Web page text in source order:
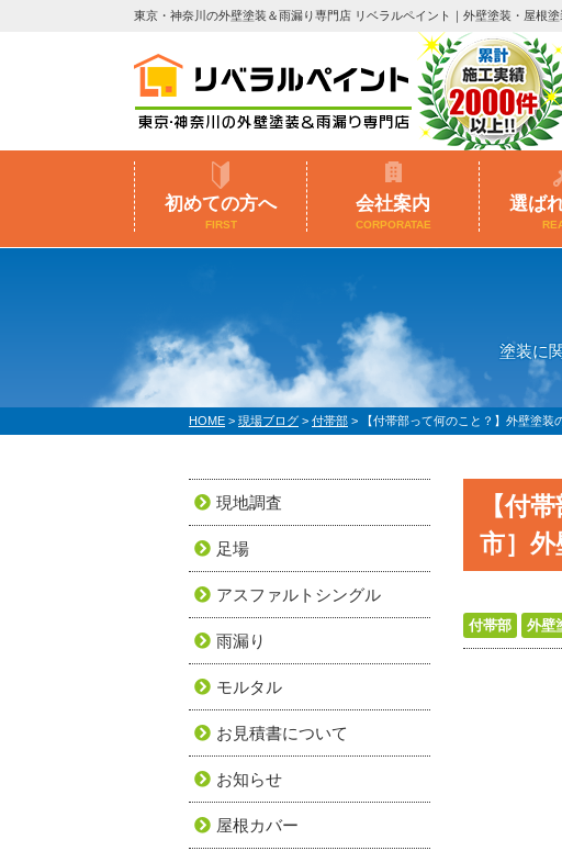
東京・神奈川の外壁塗装＆雨漏り専門店 リベラルペイント｜外壁塗装・屋根
初めての方へ
FIRST
会社案内
CORPORATAE
選ば
塗装に
HOME > 現場ブログ > 付帯部 > 【付帯部って何のこと？】外壁塗
【付
市］
付帯部 外壁
現地調査
足場
アスファルトシングル
雨漏り
モルタル
お見積書について
お知らせ
屋根カバー